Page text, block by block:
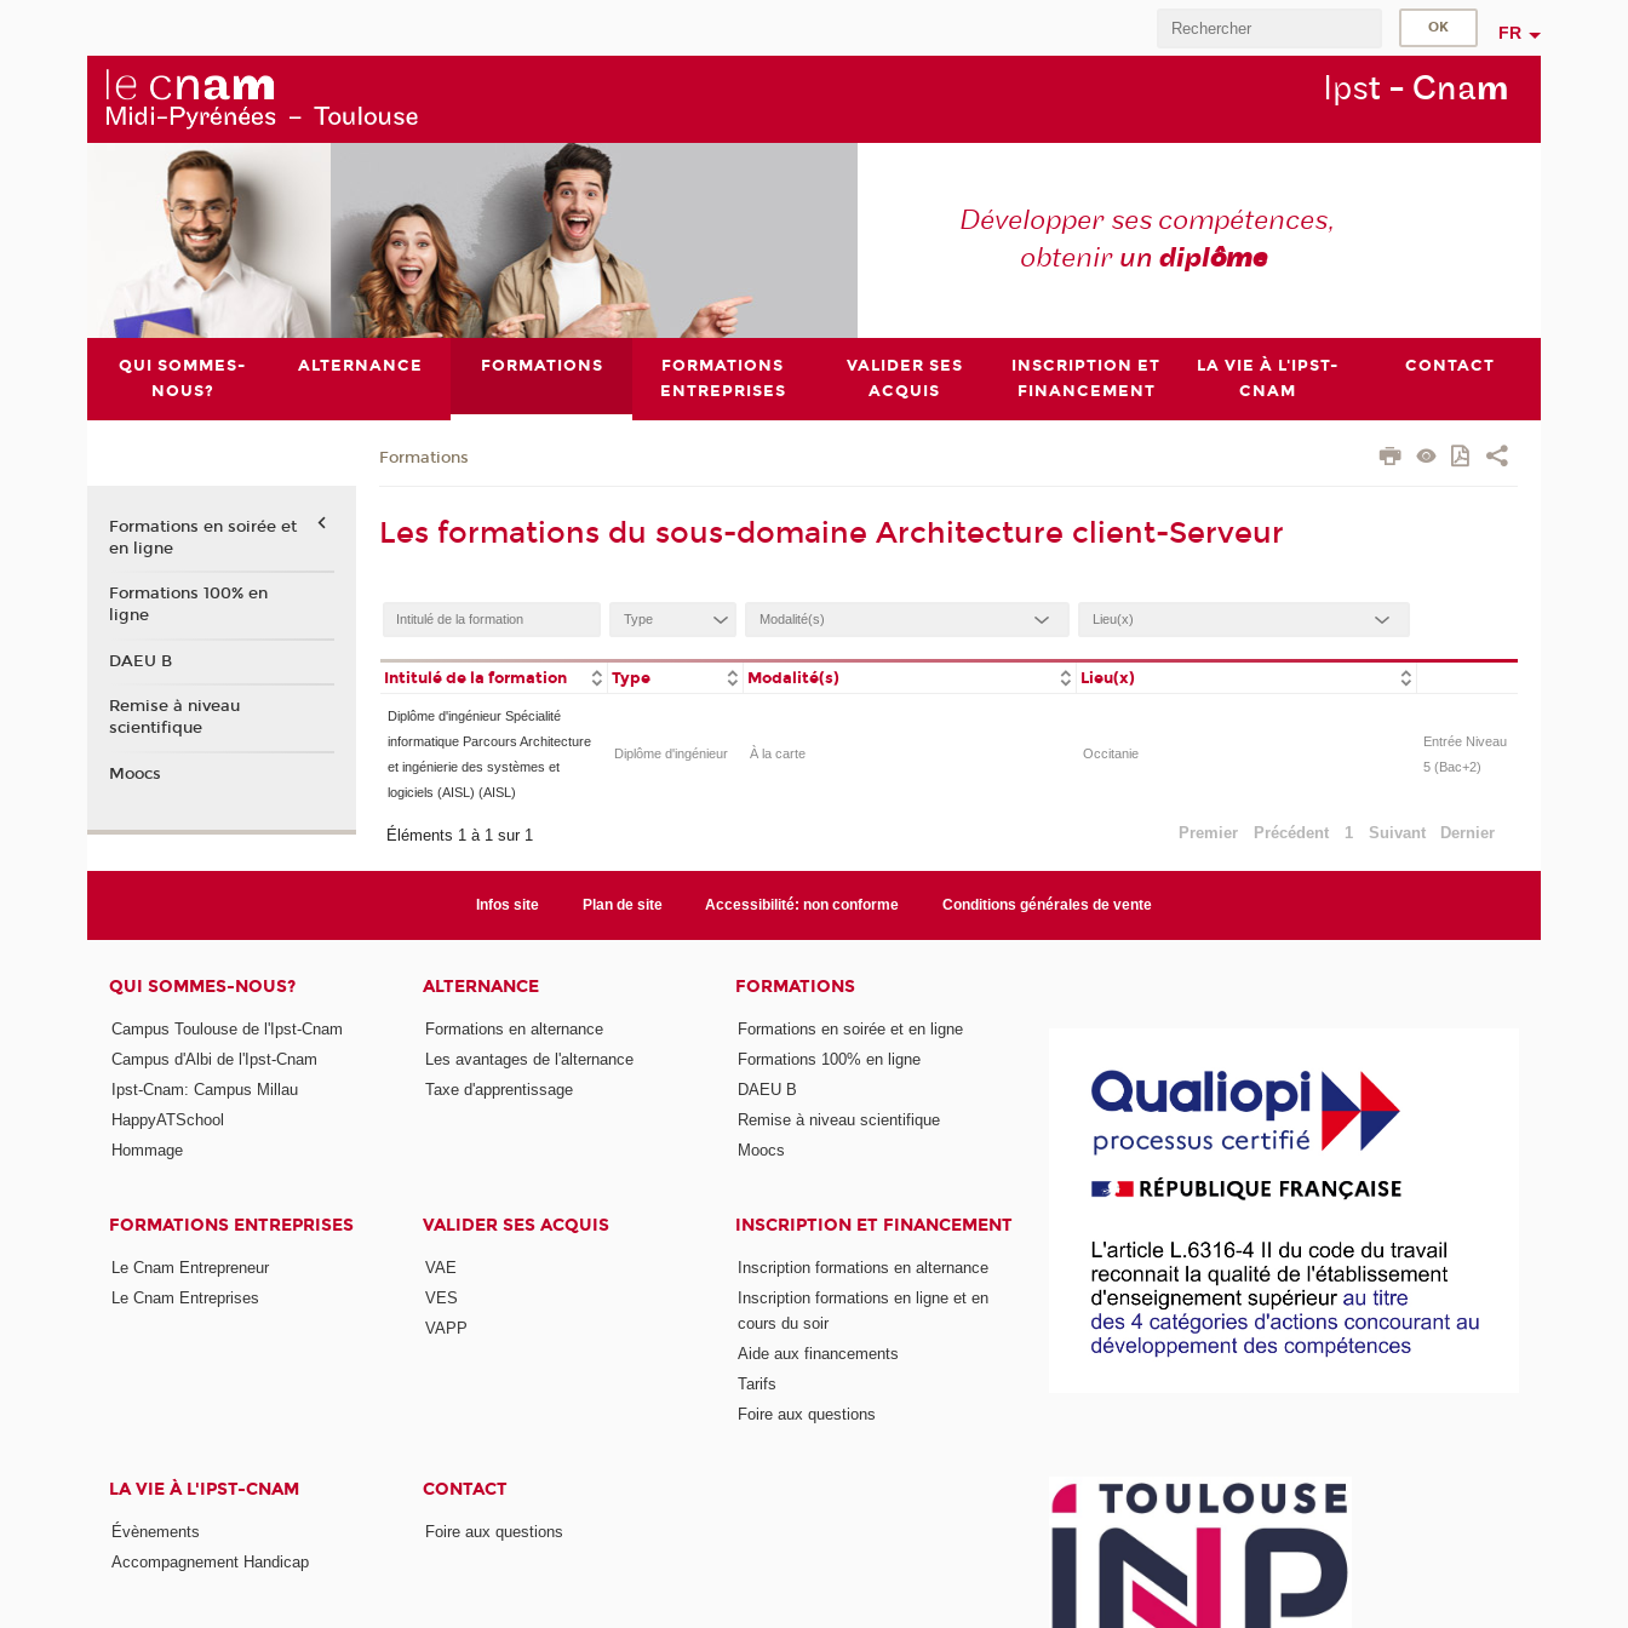
FR
Ipst - Cnam
Développer ses compétences,
obtenir undiplôme
QUI SOMMES-
NOUS?
ALTERNANCE FORMATIONS
FORMATIONS
ENTREPRISES
VALIDER SES
ACQUIS
INSCRIPTION ET
FINANCEMENT
LA VIE À L'IPST-
CNAM
CONTACT
Formations
Les formations du sous-domaine Architecture client-Serveur
Intitulé de la formation Type Modalité(s) Lieu(x)
Diplôme d'ingénieur Spécialité
informatique Parcours Architecture
et ingénierie des systèmes et
logiciels (AISL) (AISL)
Diplôme d'ingénieur À la carte Occitanie
Entrée Niveau
5 (Bac+2)
Éléments 1 à 1 sur 1 Premier Précédent 1 Suivant Dernier
Formations en soirée et
en ligne
Formations 100% en
ligne
DAEU B
Remise à niveau
scientifique
Moocs
Infos site Plan de site Accessibilité: non conforme Conditions générales de vente
QUI SOMMES-NOUS?
Campus Toulouse de l'Ipst-Cnam
Campus d'Albi de l'Ipst-Cnam
Ipst-Cnam: Campus Millau
HappyATSchool
Hommage
ALTERNANCE
Formations en alternance
Les avantages de l'alternance
Taxe d'apprentissage
FORMATIONS
Formations en soirée et en ligne
Formations 100% en ligne
DAEU B
Remise à niveau scientifique
Moocs
FORMATIONS ENTREPRISES
Le Cnam Entrepreneur
Le Cnam Entreprises
VALIDER SES ACQUIS
VAE
VES
VAPP
INSCRIPTION ET FINANCEMENT
Inscription formations en alternance
Inscription formations en ligne et en
cours du soir
Aide aux financements
Tarifs
Foire aux questions
LA VIE À L'IPST-CNAM
Évènements
Accompagnement Handicap
CONTACT
Foire aux questions